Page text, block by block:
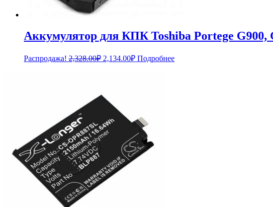
Аккумулятор для КПК Toshiba Portege G900,
Распродажа! 2,328.00₽ Первоначальная
2,134.00₽Текущая
цена:
Подробнее